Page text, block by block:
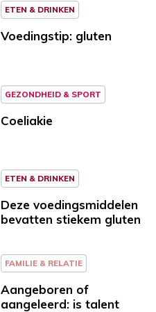
ETEN & DRINKEN
Voedingstip: gluten
GEZONDHEID & SPORT
Coeliakie
ETEN & DRINKEN
Deze voedingsmiddelen
bevatten stiekem gluten
FAMILIE & RELATIE
Aangeboren of
aangeleerd: is talent